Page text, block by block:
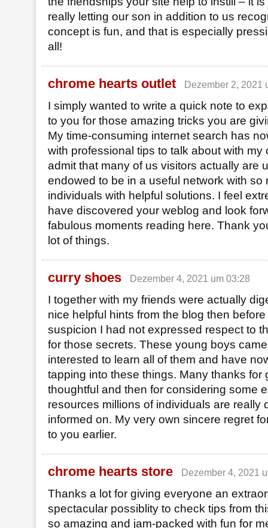
really letting our son in addition to us
concept is fun, and that is especially
all!
chrome hearts outlet Dezember 2, 2021
I simply wanted to write a quick note to
to you for those amazing tricks you are
My time-consuming internet search has
with professional tips to talk about with my
admit that many of us visitors actually are
endowed to be in a useful network with so
individuals with helpful solutions. I feel
have discovered your weblog and look
fabulous moments reading here. Thank
lot of things.
curry shoes Dezember 4, 2021 um 03:28
I together with my friends were actually
nice helpful hints from the blog then
suspicion I had not expressed respect to
for those secrets. These young boys
interested to learn all of them and have
tapping into these things. Many thanks for
thoughtful and then for considering some
resources millions of individuals are really
informed on. My very own sincere regret
to you earlier.
chrome hearts store Dezember 4, 2021
Thanks a lot for giving everyone an
spectacular possiblity to check tips from
so amazing and jam-packed with fun for